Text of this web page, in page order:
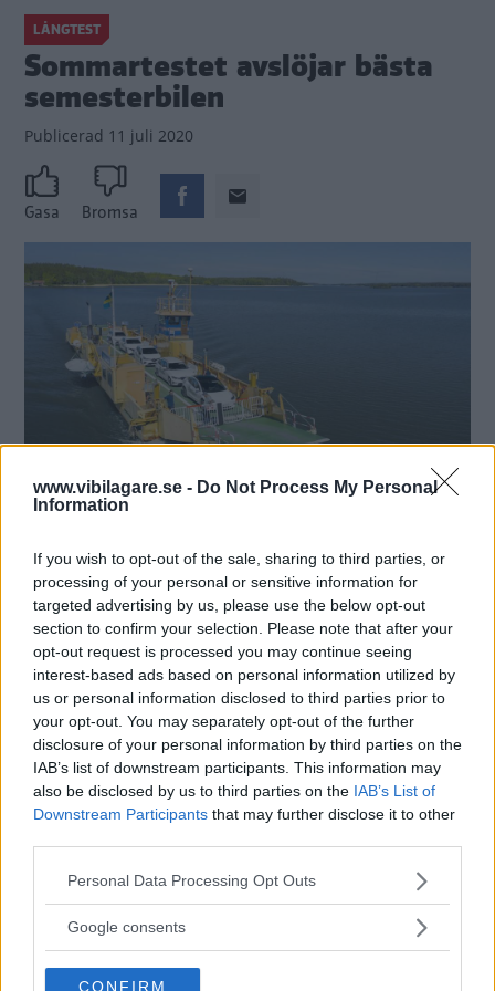
www.vibilagare.se - Do Not Process My Personal
Information
If you wish to opt-out of the sale, sharing to third parties, or
processing of your personal or sensitive information for
targeted advertising by us, please use the below opt-out
section to confirm your selection. Please note that after your
opt-out request is processed you may continue seeing
interest-based ads based on personal information utilized by
us or personal information disclosed to third parties prior to
your opt-out. You may separately opt-out of the further
disclosure of your personal information by third parties on the
IAB’s list of downstream participants. This information may
also be disclosed by us to third parties on the IAB’s List of
Downstream Participants that may further disclose it to other
Please note that this website/app uses one or more Google
not limited to your visit or usage behaviour. You may click to
use your data for below specified purposes in below Google
Personal Data Processing Opt Outs
Google consents
CONFIRM
LÅNGTEST
Sommartestet avslöjar bästa
semesterbilen
Publicerad 11 juli 2020
Gasa Bromsa
Vi Bilägares fem långtestbilar rullar ut på sommartest
test av bilarnas klimatanläggningar. Här är bästa
semesterbilen för dig och din familj.
Text
Calle Carlquist
Fotograf
Simon Hamelius
Det här är en låst artikel.Logga in
att fortsätta läsa.